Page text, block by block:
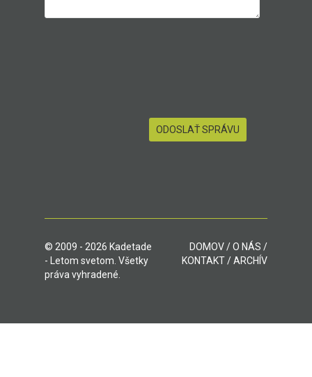
© 2009 - 2026 Kadetade
- Letom svetom. Všetky
práva vyhradené.
DOMOV/O NÁS /
KONTAKT/ARCHÍV